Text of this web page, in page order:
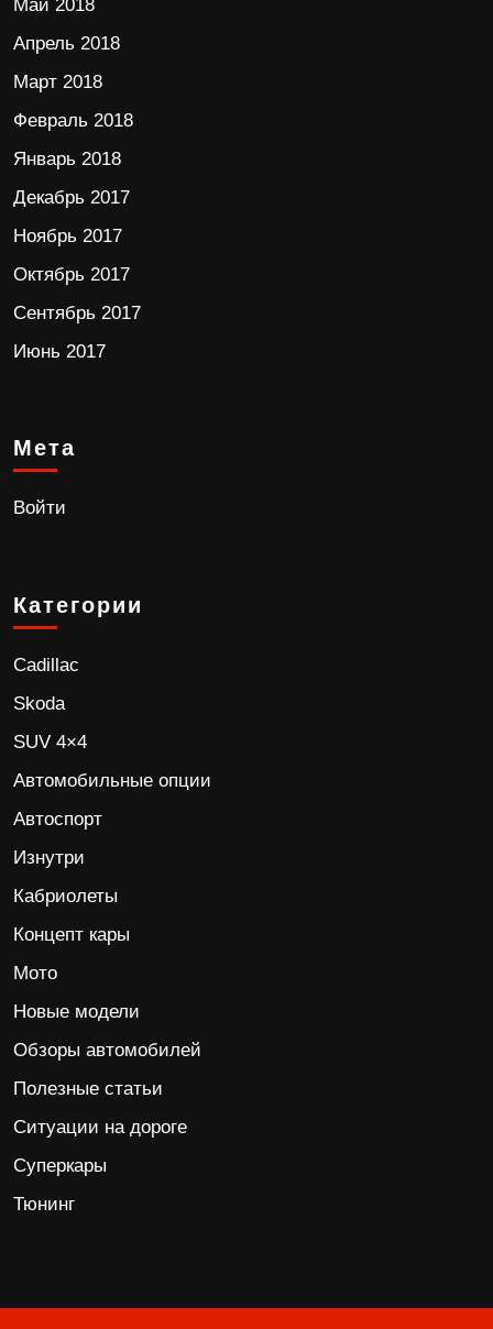
Май 2018
Апрель 2018
Март 2018
Февраль 2018
Январь 2018
Декабрь 2017
Ноябрь 2017
Октябрь 2017
Сентябрь 2017
Июнь 2017
Мета
Войти
Категории
Cadillac
Skoda
SUV 4×4
Автомобильные опции
Автоспорт
Изнутри
Кабриолеты
Концепт кары
Мото
Новые модели
Обзоры автомобилей
Полезные статьи
Ситуации на дороге
Суперкары
Тюнинг